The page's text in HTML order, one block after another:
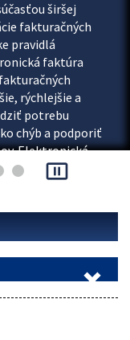
širšej
fakturačných
pravidlá
faktúra
rýchlejšie a
potrebu
chýb a podporiť
Elektronická
pause_presentation